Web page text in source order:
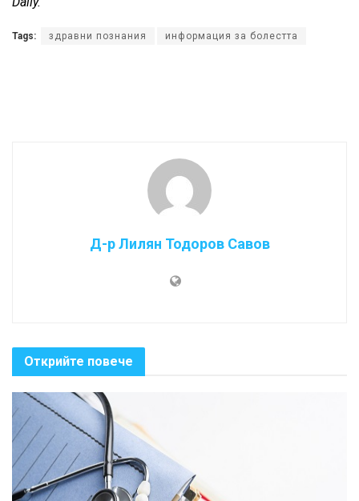
Tags: здравни познания информация за болестта
Д-р Лилян Тодоров Савов
Открийте повече